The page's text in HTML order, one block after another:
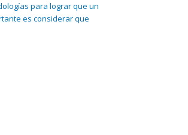
para lograr que un
es considerar que